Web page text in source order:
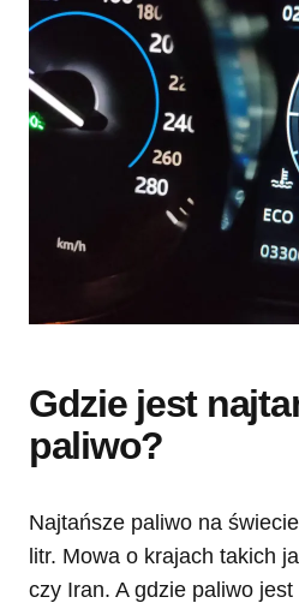
Gdzie jest
paliwo?
Najtańsze paliwo na
litr. Mowa o krajach takich
czy Iran. A gdzie paliwo